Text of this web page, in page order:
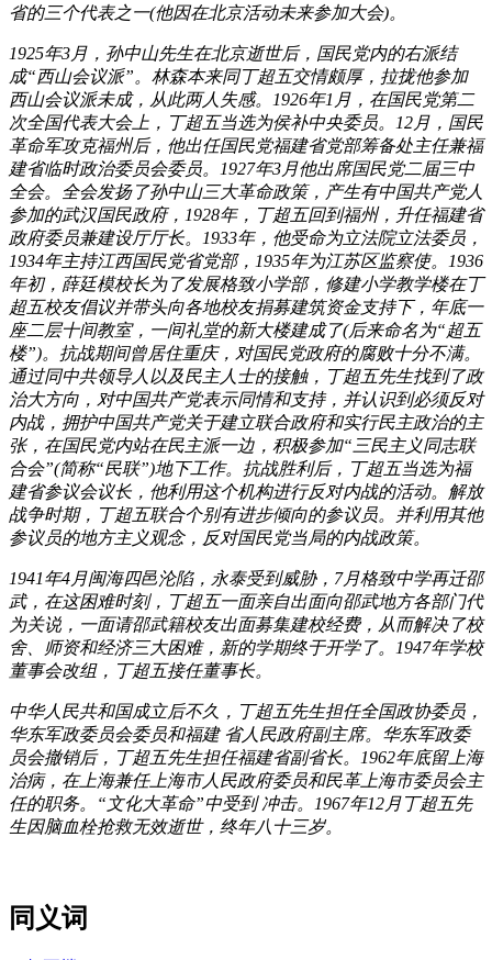
省的三个代表之一(他因在北京活动未来参加大会)。
1925年3月，孙中山先生在北京逝世后，国民党内的右派结
成“西山会议派”。林森本来同丁超五交情颇厚，拉拢他参加
西山会议派未成，从此两人失感。1926年1月，在国民党第二
次全国代表大会上，丁超五当选为侯补中央委员。12月，国民
革命军攻克福州后，他出任国民党福建省党部筹备处主任兼福
建省临时政治委员会委员。1927年3月他出席国民党二届三中
全会。全会发扬了孙中山三大革命政策，产生有中国共产党人
参加的武汉国民政府，1928年，丁超五回到福州，升任福建省
政府委员兼建设厅厅长。1933年，他受命为立法院立法委员，
1934年主持江西国民党省党部，1935年为江苏区监察使。1936
年初，薛廷模校长为了发展格致小学部，修建小学教学楼在丁
超五校友倡议并带头向各地校友捐募建筑资金支持下，年底一
座二层十间教室，一间礼堂的新大楼建成了(后来命名为“超五
楼”)。抗战期间曾居住重庆，对国民党政府的腐败十分不满。
通过同中共领导人以及民主人士的接触，丁超五先生找到了政
治大方向，对中国共产党表示同情和支持，并认识到必须反对
内战，拥护中国共产党关于建立联合政府和实行民主政治的主
张，在国民党内站在民主派一边，积极参加“三民主义同志联
合会”(简称“民联”)地下工作。抗战胜利后，丁超五当选为福
建省参议会议长，他利用这个机构进行反对内战的活动。解放
战争时期，丁超五联合个别有进步倾向的参议员。并利用其他
参议员的地方主义观念，反对国民党当局的内战政策。
1941年4月闽海四邑沦陷，永泰受到威胁，7月格致中学再迁邵
武，在这困难时刻，丁超五一面亲自出面向邵武地方各部门代
为关说，一面请邵武籍校友出面募集建校经费，从而解决了校
舍、师资和经济三大困难，新的学期终于开学了。1947年学校
董事会改组，丁超五接任董事长。
中华人民共和国成立后不久，丁超五先生担任全国政协委员，
华东军政委员会委员和福建 省人民政府副主席。华东军政委
员会撤销后，丁超五先生担任福建省副省长。1962年底留上海
治病，在上海兼任上海市人民政府委员和民革上海市委员会主
任的职务。“文化大革命”中受到 冲击。1967年12月丁超五先
生因脑血栓抢救无效逝世，终年八十三岁。
同义词